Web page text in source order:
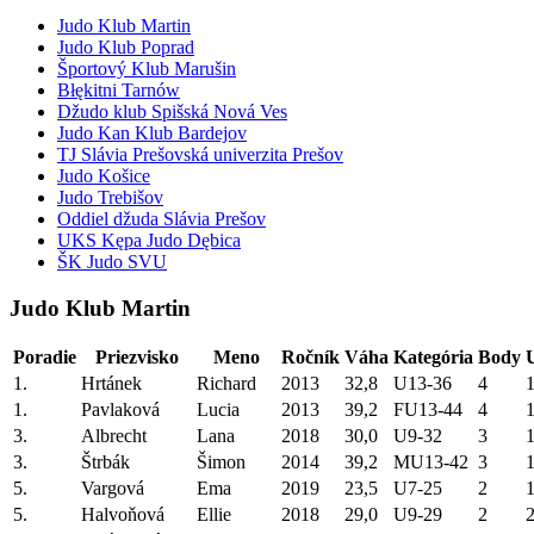
Judo Klub Martin
Judo Klub Poprad
Športový Klub Marušin
Błękitni Tarnów
Džudo klub Spišská Nová Ves
Judo Kan Klub Bardejov
TJ Slávia Prešovská univerzita Prešov
Judo Košice
Judo Trebišov
Oddiel džuda Slávia Prešov
UKS Kępa Judo Dębica
ŠK Judo SVU
Judo Klub Martin
Poradie Priezvisko Meno Ročník Váha Kategória Body
1.
Hrtánek Richard 2013 32,8 U13-36 4
1.
Pavlaková Lucia 2013 39,2 FU13-44 4
3.
Albrecht Lana 2018 30,0 U9-32 3
3.
Štrbák Šimon 2014 39,2 MU13-42 3
5.
Vargová Ema 2019 23,5 U7-25 2
5.
Halvoňová Ellie 2018 29,0 U9-29 2